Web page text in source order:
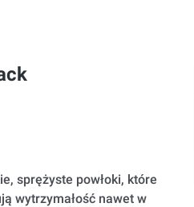
sprężyste powłoki, które
wytrzymałość nawet w